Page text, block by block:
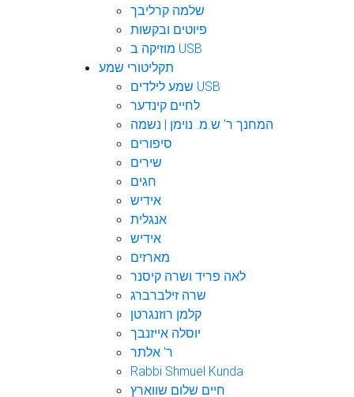
שלמה קרליבך
פיוטים ובקשות
מוזיקה ב USB
תקליטורי שמע
שמע לילדים USB
לחיים קינדער
המחנך ר' ש.מ. נוימן | נשמה
סיפורים
שירים
חגים
אידיש
אנגלית
אידיש
מארזים
לאה פריד ושרה קיסנר
שרה זילברברג
קלמן רוזנגרטן
יוסלה אייזנבך
ר' אלתר
Rabbi Shmuel Kunda
חיים שלום שווארץ